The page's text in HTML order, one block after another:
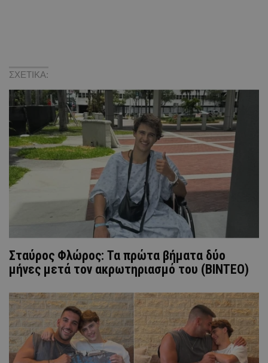
ΣΧΕΤΙΚΑ:
Σταύρος Φλώρος: Τα πρώτα βήματα δύο
μήνες μετά τον ακρωτηριασμό του (ΒΙΝΤΕΟ)